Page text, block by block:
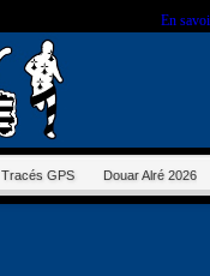
En
Tracés GPS Douar Alré 2026